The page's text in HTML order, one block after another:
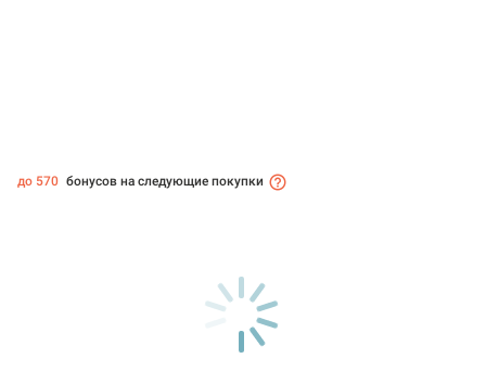
до 570 бонусов на следующие покупки